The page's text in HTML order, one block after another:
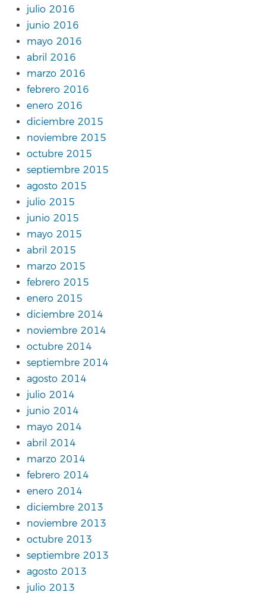
julio 2016
junio 2016
mayo 2016
abril 2016
marzo 2016
febrero 2016
enero 2016
diciembre 2015
noviembre 2015
octubre 2015
septiembre 2015
agosto 2015
julio 2015
junio 2015
mayo 2015
abril 2015
marzo 2015
febrero 2015
enero 2015
diciembre 2014
noviembre 2014
octubre 2014
septiembre 2014
agosto 2014
julio 2014
junio 2014
mayo 2014
abril 2014
marzo 2014
febrero 2014
enero 2014
diciembre 2013
noviembre 2013
octubre 2013
septiembre 2013
agosto 2013
julio 2013